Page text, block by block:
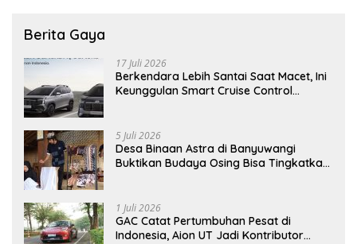
Berita Gaya
17 Juli 2026
Berkendara Lebih Santai Saat Macet, Ini
Keunggulan Smart Cruise Control
5 Juli 2026
Desa Binaan Astra di Banyuwangi
Buktikan Budaya Osing Bisa Tingkatkan
1 Juli 2026
GAC Catat Pertumbuhan Pesat di
Indonesia, Aion UT Jadi Kontributor